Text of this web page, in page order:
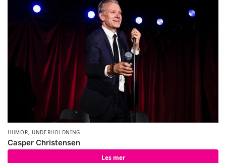
HUMOR, UNDERHOLDNING
Casper Christensen
Les mer